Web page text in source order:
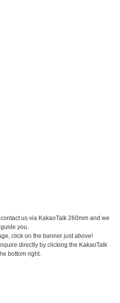
us via KakaoTalk 260mm and we
you.
click on the banner just above!
directly by clicking the KakaoTalk
bottom right.